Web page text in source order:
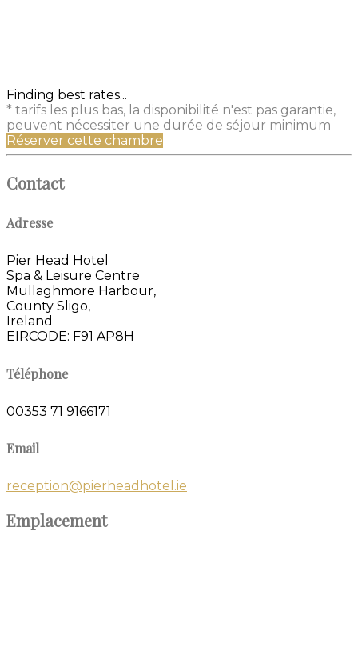
Finding best rates...
* tarifs les plus bas, la disponibilité n'est pas garantie,
peuvent nécessiter une durée de séjour minimum
Réserver cette chambre
Contact
Adresse
Pier Head Hotel
Spa & Leisure Centre
Mullaghmore Harbour,
County Sligo,
Ireland
EIRCODE: F91 AP8H
Téléphone
00353 71 9166171
Email
reception@pierheadhotel.ie
Emplacement